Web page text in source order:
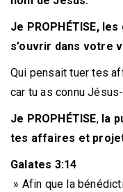
Je PROPHÉTISE,
s’ouvrir dans votre
Qui pensait tuer tes
car tu as connu
Je PROPHÉTISE, la
tes affaires et
Galates 3:14
» Afin que la